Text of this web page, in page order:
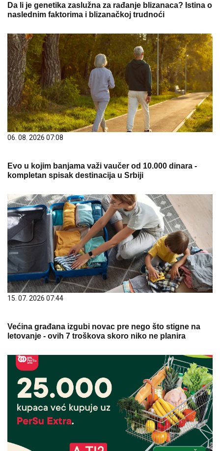
Da li je genetika zaslužna za rađanje blizanaca? Istina o
naslednim faktorima i blizanačkoj trudnoći
06. 08. 2026 07:08
Evo u kojim banjama važi vaučer od 10.000 dinara -
kompletan spisak destinacija u Srbiji
15. 07. 2026 07:44
Većina građana izgubi novac pre nego što stigne na
letovanje - ovih 7 troškova skoro niko ne planira